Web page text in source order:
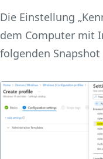
Die Einstellung
dem Computer mit
folgenden Snapshot